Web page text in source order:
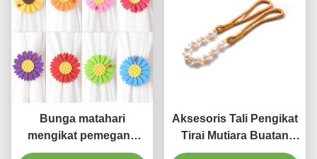
Bunga matahari
mengikat pemegang
aksesoris tirai Gesper
Aksesoris Tali Pengikat
Tirai Mutiara Buatan
Tangan Untuk Rumah